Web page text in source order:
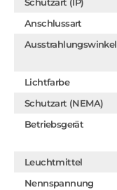
Anschlussart
Ausstrahlungswinkel
Lichtfarbe
Schutzart (NEMA)
Betriebsgerät
Leuchtmittel
Nennspannung